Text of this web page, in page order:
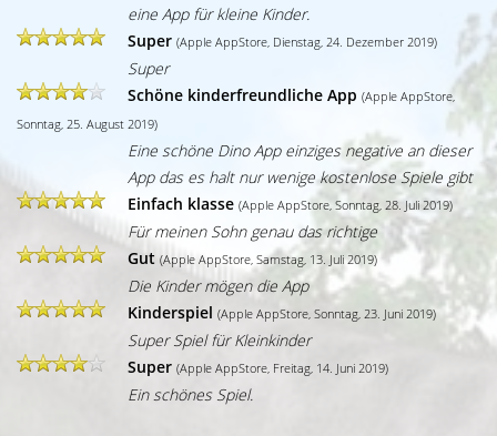
eine App für kleine Kinder.
Super (Apple AppStore, Dienstag, 24. Dezember 2019)
Super
Schöne kinderfreundliche App (Apple AppStore,
Sonntag, 25. August 2019)
Eine schöne Dino App einziges negative an dieser
App das es halt nur wenige kostenlose Spiele gibt
Einfach klasse (Apple AppStore, Sonntag, 28. Juli 2019)
Für meinen Sohn genau das richtige
Gut (Apple AppStore, Samstag, 13. Juli 2019)
Die Kinder mögen die App
Kinderspiel (Apple AppStore, Sonntag, 23. Juni 2019)
Super Spiel für Kleinkinder
Super (Apple AppStore, Freitag, 14. Juni 2019)
Ein schönes Spiel.